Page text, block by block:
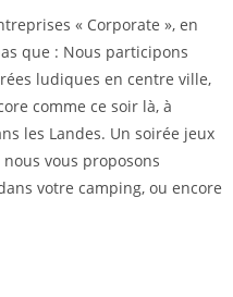
« Corporate », en
que : Nous participons
ludiques en centre ville,
comme ce soir là, à
les Landes. Un soirée jeux
vous proposons
votre camping, ou encore